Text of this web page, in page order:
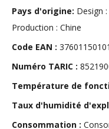
Pays d'origine: Design
Production : Chine
Code EAN :
Numéro TARIC :
Température de
Taux d'humidité
Consommation :